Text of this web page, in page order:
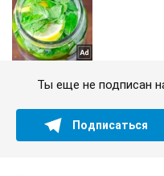
Ты еще не подписан
Подписаться